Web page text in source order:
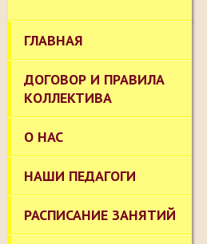
ГЛАВНАЯ
ДОГОВОР И ПРАВИЛА
КОЛЛЕКТИВА
О НАС
НАШИ ПЕДАГОГИ
РАСПИСАНИЕ ЗАНЯТИЙ